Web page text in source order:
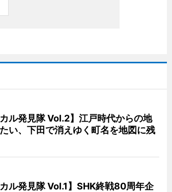
カル発見隊 Vol.2】江戸時代からの地
い、下田で消えゆく町名を地図に残
カル発見隊 Vol.1】SHK終戦80周年企